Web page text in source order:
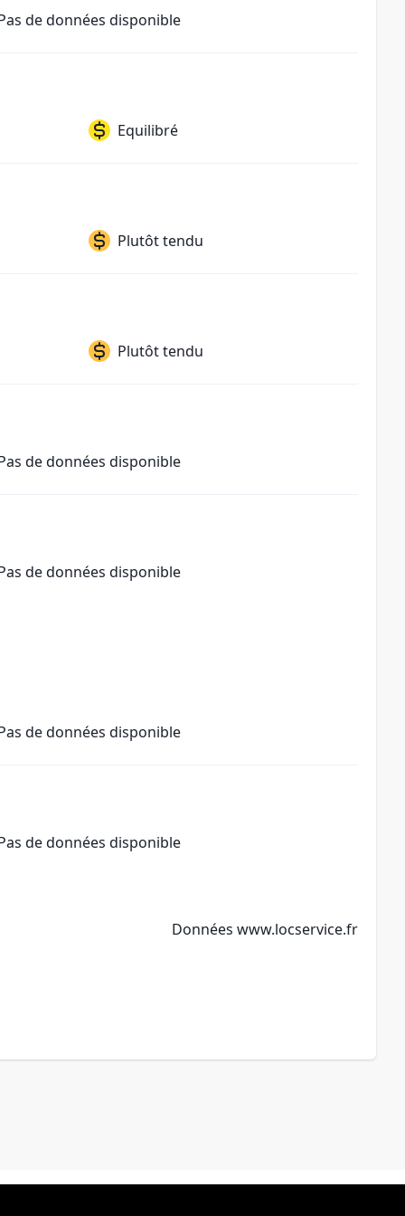
de données disponible
Equilibré
Plutôt tendu
Plutôt tendu
de données disponible
de données disponible
de données disponible
de données disponible
Données www.locservice.fr